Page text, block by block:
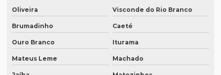
Empresa tradutora juramentada
Empresa tradutora juramentada em brasília
Empresa tradutora juramentada em recife
Empresa de tradutores juramentados
Oliveira Visconde do Rio Branco
Brumadinho Caeté
Ouro Branco Iturama
Mateus Leme Machado